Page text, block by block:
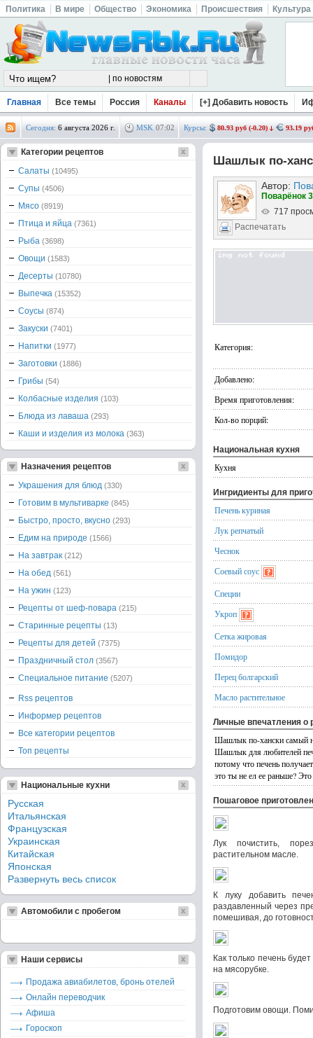
Политика В мире Общество Экономика Происшествия Культура
Главная Все темы Россия Каналы [+] Добавить новость
Сегодня: 6 августа 2026 г. MSK 07:02 Курсы: 80.93 руб (-0.20) 93.19
Шашлык по-
Автор:
Поварёнок
717
Распечатать
Категория:
Добавлено:
Время приготовления:
Кол-во порций:
Национальная кухня
Кухня
Ингридиенты для
Печень куриная
Лук репчатый
Чеснок
Соевый соус
Специи
Укроп
Сетка жировая
Помидор
Перец болгарский
Масло растительное
Личные впечатления о
Шашлык по-хански самый
Шашлык для любителей
потому что печень
это ты не ел ее раньше?
Пошаговое
Лук почистить,
растительном масле.
К луку добавить
раздавленный через
помешивая, до
Как только печень
на мясорубке.
Подготовим овощи.
Категории рецептов
Салаты (10495)
Супы (4506)
Мясо (8919)
Птица и яйца (7361)
Рыба (3698)
Овощи (1583)
Десерты (10780)
Выпечка (15352)
Соусы (874)
Закуски (7401)
Напитки (1977)
Заготовки (1886)
Грибы (54)
Колбасные изделия (103)
Блюда из лаваша (293)
Каши и изделия из молока (363)
Назначения рецептов
Украшения для блюд (330)
Готовим в мультиварке (845)
Быстро, просто, вкусно (293)
Едим на природе (1566)
На завтрак (212)
На обед (561)
На ужин (123)
Рецепты от шеф-повара (215)
Старинные рецепты (13)
Рецепты для детей (7375)
Праздничный стол (3567)
Специальное питание (5207)
Rss рецептов
Информер рецептов
Все категории рецептов
Топ рецепты
Национальные кухни
Русская
Итальянская
Французская
Украинская
Китайская
Японская
Развернуть весь список
Автомобили с пробегом
Наши сервисы
Продажа авиабилетов, бронь отелей
Онлайн переводчик
Афиша
Гороскоп